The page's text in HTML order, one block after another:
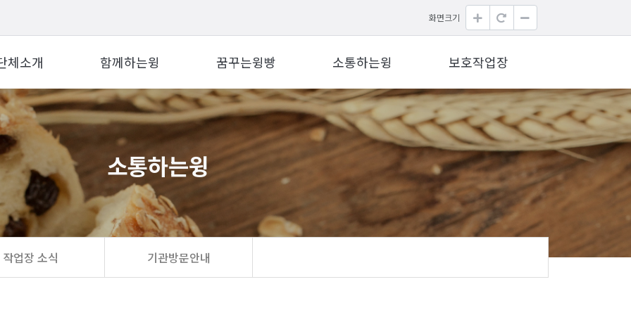
화면크기
체소개 함께하는윙 꿈꾸는윙빵 소통하는윙 보호작업장
소통하는윙
작업장 소식 기관방문안내